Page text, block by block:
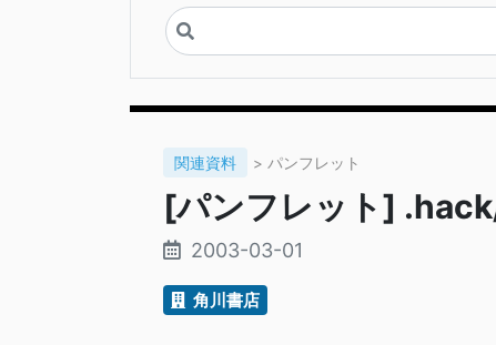
関連資料 > パンフレット
[パンフレット]
2003-03-01
角川書店